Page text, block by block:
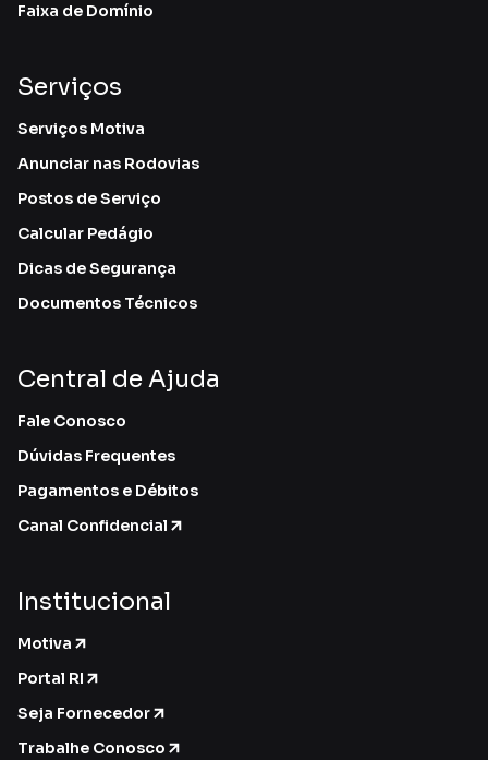
Faixa de Domínio
Serviços
Serviços Motiva
Anunciar nas Rodovias
Postos de Serviço
Calcular Pedágio
Dicas de Segurança
Documentos Técnicos
Central de Ajuda
Fale Conosco
Dúvidas Frequentes
Pagamentos e Débitos
Canal Confidencial
Institucional
Motiva
Portal RI
Seja Fornecedor
Trabalhe Conosco